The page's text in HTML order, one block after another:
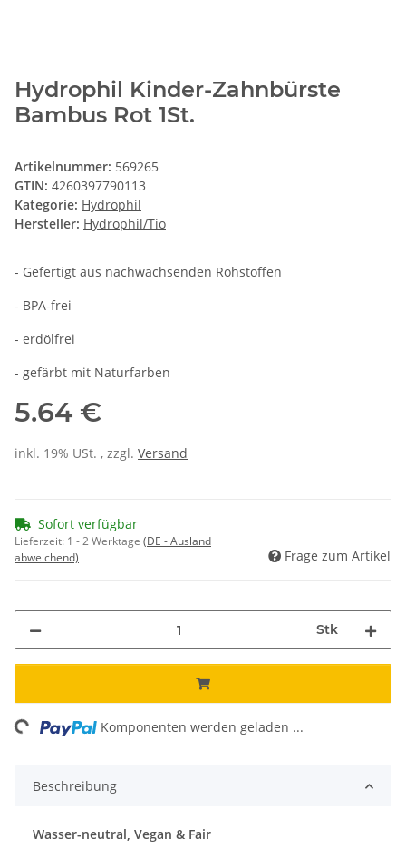
Hydrophil Kinder-Zahnbürste
Bambus Rot 1St.
Artikelnummer: 569265
GTIN: 4260397790113
Kategorie: Hydrophil
Hersteller: Hydrophil/Tio
- Gefertigt aus nachwachsenden Rohstoffen
- BPA-frei
- erdölfrei
- gefärbt mit Naturfarben
5.64 €
inkl. 19% USt. , zzgl. Versand
Sofort verfügbar
Lieferzeit: 1 - 2 Werktage (DE - Ausland
abweichend)
Frage zum Artikel
Stk
Komponenten werden geladen ...
Beschreibung
Wasser-neutral, Vegan & Fair